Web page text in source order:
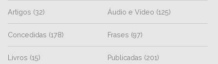
Artigos (32) Áudio e Vídeo (125)
Concedidas (178) Frases (97)
Livros (15) Publicadas (201)